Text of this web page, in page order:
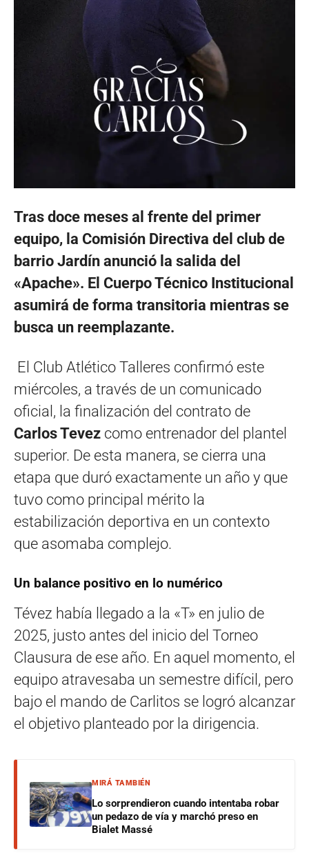
Tras doce meses al frente del primer
equipo, la Comisión Directiva del club de
barrio Jardín anunció la salida del
«Apache». El Cuerpo Técnico Institucional
asumirá de forma transitoria mientras se
busca un reemplazante.
El Club Atlético Talleres confirmó este
miércoles, a través de un comunicado
oficial, la finalización del contrato de
Carlos Tevez como entrenador del plantel
superior. De esta manera, se cierra una
etapa que duró exactamente un año y que
tuvo como principal mérito la
estabilización deportiva en un contexto
que asomaba complejo.
Un balance positivo en lo numérico
Tévez había llegado a la «T» en julio de
2025, justo antes del inicio del Torneo
Clausura de ese año. En aquel momento, el
equipo atravesaba un semestre difícil, pero
bajo el mando de Carlitos se logró alcanzar
el objetivo planteado por la dirigencia.
MIRÁ TAMBIÉN
Lo sorprendieron cuando intentaba robar
un pedazo de vía y marchó preso en
Bialet Massé